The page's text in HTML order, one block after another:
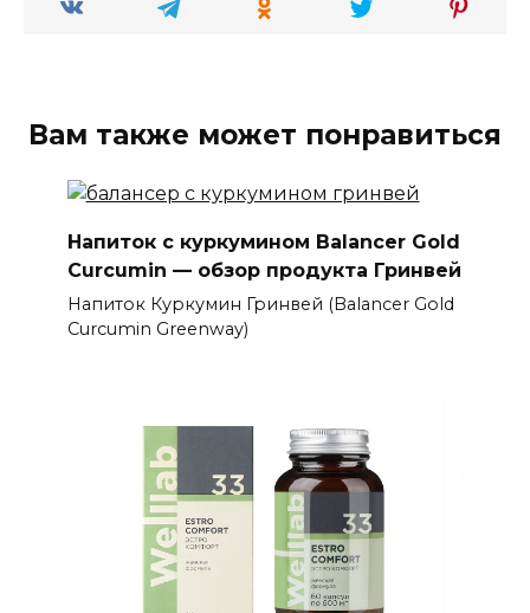
Вам также может понравиться
Напиток с куркумином Balancer Gold
Curcumin — обзор продукта Гринвей
Напиток Куркумин Гринвей (Balancer Gold
Curcumin Greenway)